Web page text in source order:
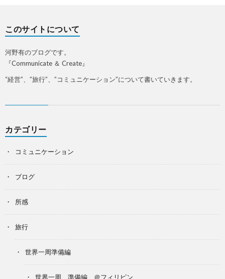
このサイトについて
河野有のブログです。
『Communicate ＆ Create』
“経営”、”旅行”、”コミュニケーション”について書いていきます。
カテゴリー
コミュニケーション
ブログ
所感
旅行
世界一周準備編
世界一周 準備編 ＠フィリピン